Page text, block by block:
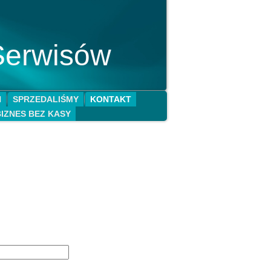
SPRZEDALIŚMY
KONTAKT
BEZ KASY